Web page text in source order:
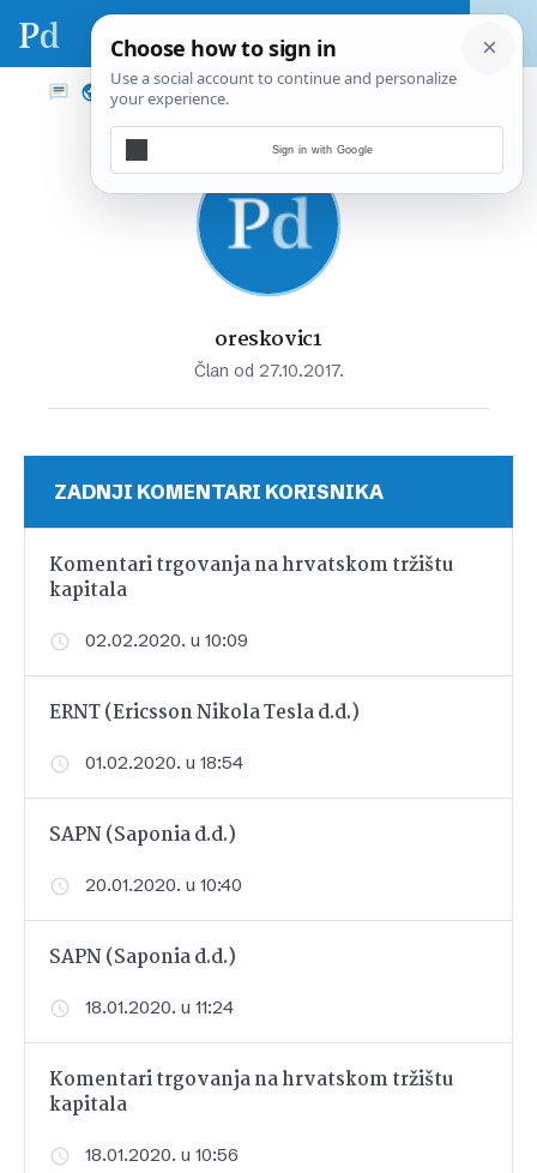
oreskovic1
Član od 27.10.2017.
ZADNJI KOMENTARI KORISNIKA
Komentari trgovanja na hrvatskom tržištu
kapitala
02.02.2020. u 10:09
ERNT (Ericsson Nikola Tesla d.d.)
01.02.2020. u 18:54
SAPN (Saponia d.d.)
20.01.2020. u 10:40
SAPN (Saponia d.d.)
18.01.2020. u 11:24
Komentari trgovanja na hrvatskom tržištu
kapitala
18.01.2020. u 10:56
Sign in with Google